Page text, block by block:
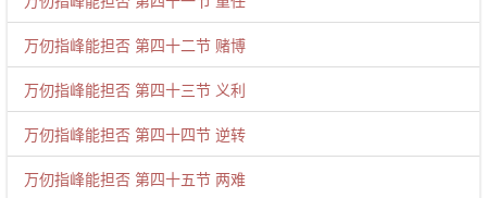
万仞指峰能担否 第四十二节 赌博
万仞指峰能担否 第四十三节 义利
万仞指峰能担否 第四十四节 逆转
万仞指峰能担否 第四十五节 两难